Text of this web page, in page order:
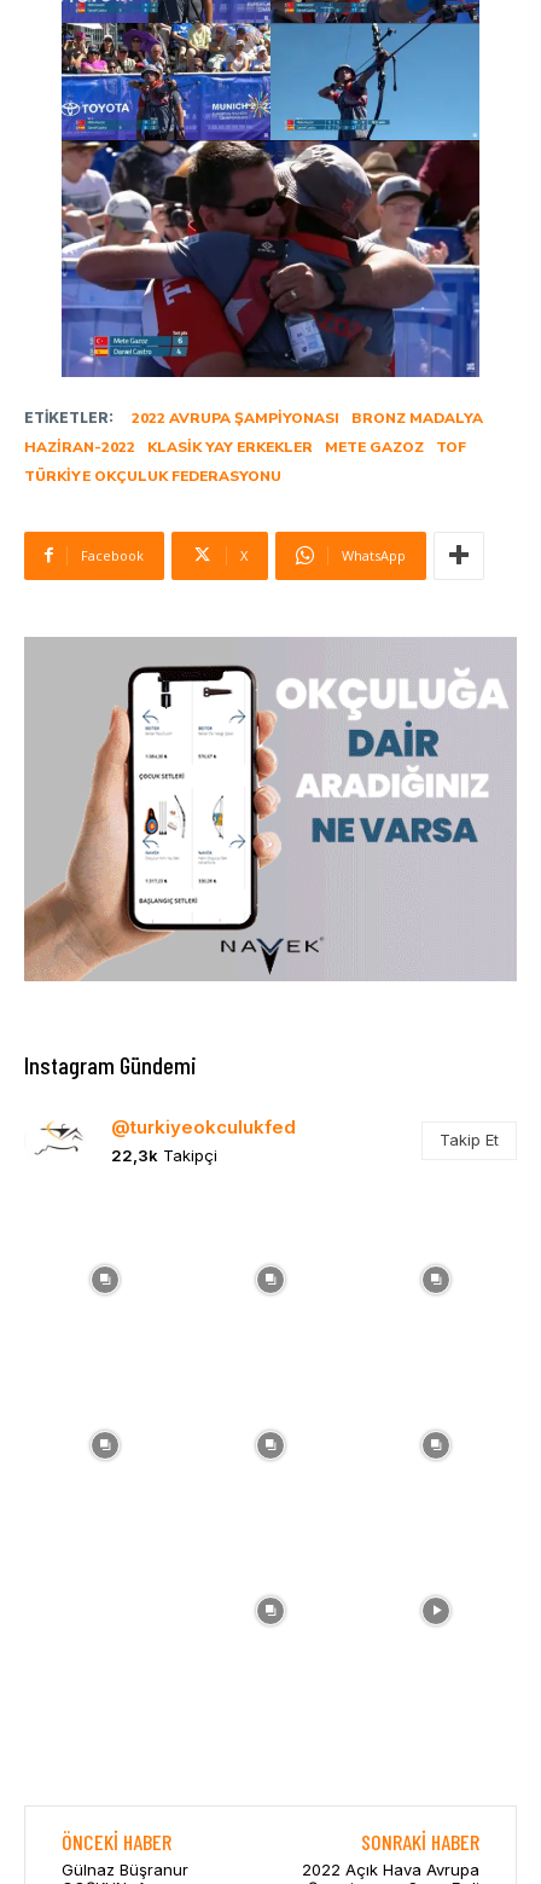
ETIKETLER: 2022 AVRUPA ŞAMPIYONASI
BRONZ MADALYA
HAZIRAN-2022
KLASIK YAY ERKEKLER METE GAZOZ
TOF
TÜRKIYE OKÇULUK FEDERASYONU
Facebook X WhatsApp
Instagram Gündemi
@turkiyeokculukfed
22,3k Takipçi
Takip Et
ÖNCEKI HABER
Gülnaz Büşranur
SONRAKI HABER
2022 Açık Hava Avrupa